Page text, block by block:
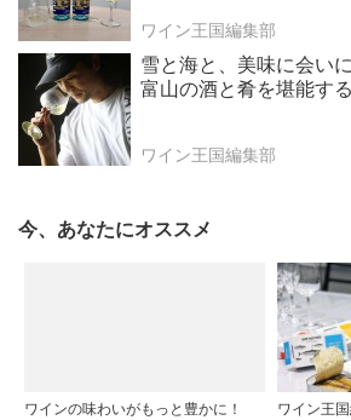
ワイン王国編集部
雪と海と、美味に会い
富山の酒と肴を堪能す
ワイン王国編集部
今、あなたにオススメ
ワインの味わいがもっと豊かに！
ワイン王